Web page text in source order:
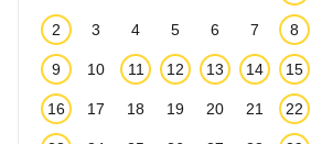
2 3 4 5 6 7 8
9 10 11 12 13 14 15
16 17 18 19 20 21 22